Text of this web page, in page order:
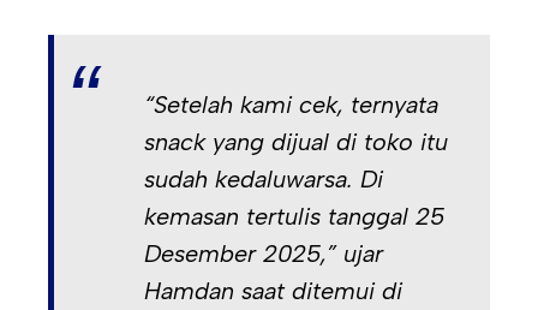
“Setelah kami cek, ternyata
snack yang dijual di toko itu
sudah kedaluwarsa. Di
kemasan tertulis tanggal 25
Desember 2025,” ujar
Hamdan saat ditemui di